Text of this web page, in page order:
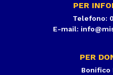
PER
Telefono:
E-mail:
PER
Bonifico